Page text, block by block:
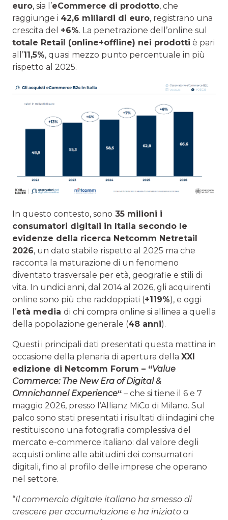
euro, sia l’eCommerce di prodotto, che
raggiunge i 42,6 miliardi di euro, registrano una
crescita del +6%. La penetrazione dell’online sul
totale Retail (online+offline) nei prodotti è pari
all’11,5%, quasi mezzo punto percentuale in più
rispetto al 2025.
In questo contesto, sono 35 milioni i
consumatori digitali in Italia secondo le
evidenze della ricerca Netcomm Netretail
2026, un dato stabile rispetto al 2025 ma che
racconta la maturazione di un fenomeno
diventato trasversale per età, geografie e stili di
vita. In undici anni, dal 2014 al 2026, gli acquirenti
online sono più che raddoppiati (+119%), e oggi
l’età media di chi compra online si allinea a quella
della popolazione generale (48 anni).
Questi i principali dati presentati questa mattina in
occasione della plenaria di apertura della XXI
edizione di Netcomm Forum – “Value
Commerce: The New Era of Digital &
Omnichannel Experience“ – che si tiene il 6 e 7
maggio 2026, presso l’Allianz MiCo di Milano. Sul
palco sono stati presentati i risultati di indagini che
restituiscono una fotografia complessiva del
mercato e-commerce italiano: dal valore degli
acquisti online alle abitudini dei consumatori
digitali, fino al profilo delle imprese che operano
nel settore.
“Il commercio digitale italiano ha smesso di
crescere per accumulazione e ha iniziato a